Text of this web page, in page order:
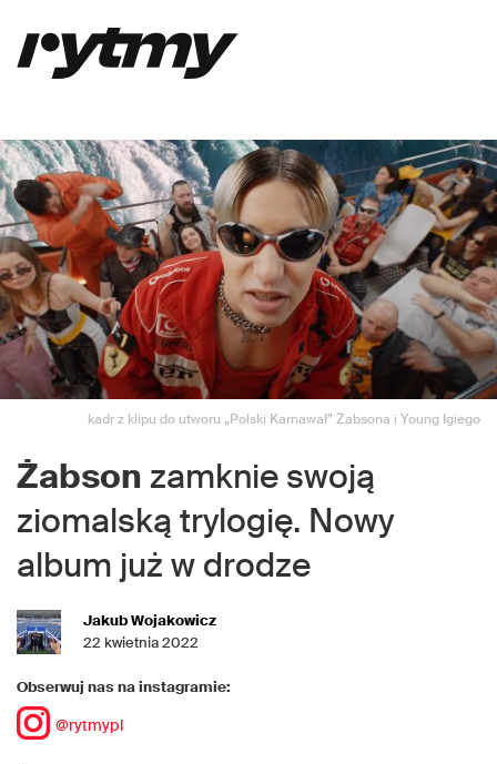
kadr z klipu do utworu „Polski Karnawał” Żabsona i Young Igiego
Żabson zamknie swoją
ziomalską trylogię. Nowy
album już w drodze
Jakub Wojakowicz
22 kwietnia 2022
Obserwuj nas na instagramie:
@rytmypl